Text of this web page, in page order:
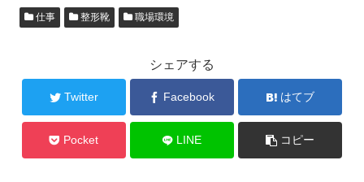
仕事 整形靴 職場環境
シェアする
Twitter Facebook はてブ
Pocket LINE コピー